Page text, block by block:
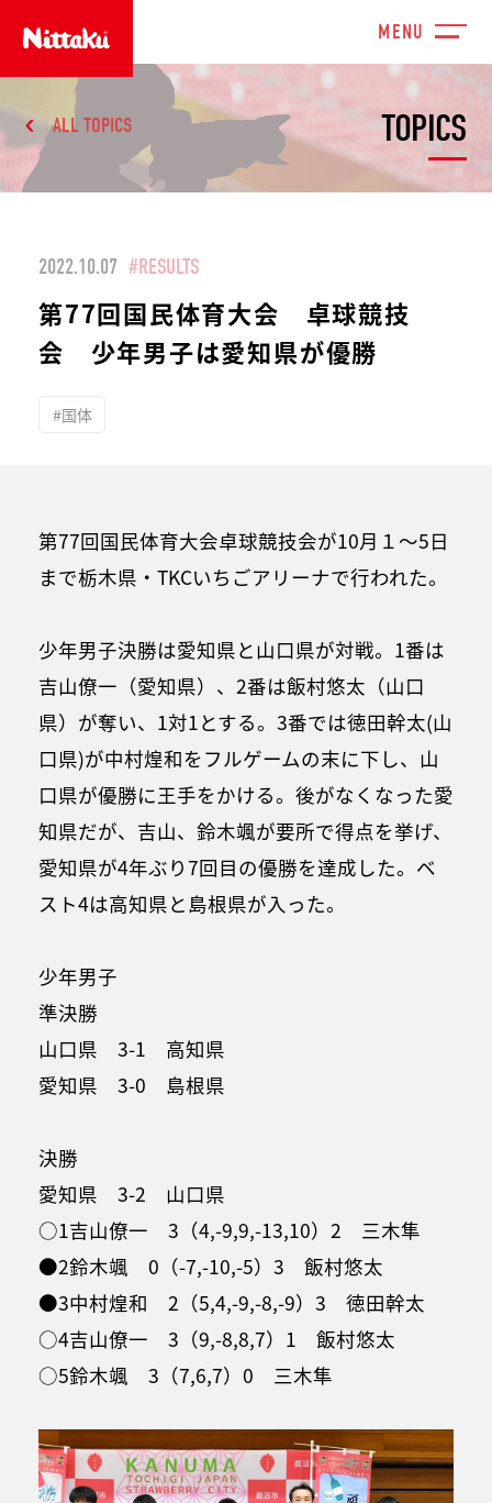
TOPICS
ALL TOPICS
2022.10.07 #RESULTS
第77回国民体育大会 卓球競技
会 少年男子は愛知県が優勝
#国体
第77回国民体育大会卓球競技会が10月１～5日
まで栃木県・TKCいちごアリーナで行われた。
少年男子決勝は愛知県と山口県が対戦。1番は
吉山僚一（愛知県）、2番は飯村悠太（山口
県）が奪い、1対1とする。3番では徳田幹太(山
口県)が中村煌和をフルゲームの末に下し、山
口県が優勝に王手をかける。後がなくなった愛
知県だが、吉山、鈴木颯が要所で得点を挙げ、
愛知県が4年ぶり7回目の優勝を達成した。ベ
スト4は高知県と島根県が入った。
少年男子
準決勝
山口県 3-1 高知県
愛知県 3-0 島根県
決勝
愛知県 3-2 山口県
○1吉山僚一 3（4,-9,9,-13,10）2 三木隼
●2鈴木颯 0（-7,-10,-5）3 飯村悠太
●3中村煌和 2（5,4,-9,-8,-9）3 徳田幹太
○4吉山僚一 3（9,-8,8,7）1 飯村悠太
○5鈴木颯 3（7,6,7）0 三木隼